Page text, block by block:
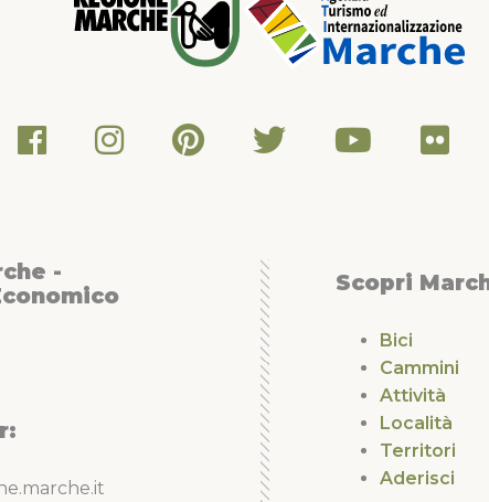
-
Scopri
Bici
Cammini
Attività
Località
Territori
Aderisci